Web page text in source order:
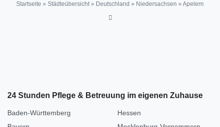
Startseite » Städteübersicht» Deutschland » Niedersachsen » Apelern
24 Stunden Pflege & Betreuung im eigenen Zuhause
Baden-Württemberg
Hessen